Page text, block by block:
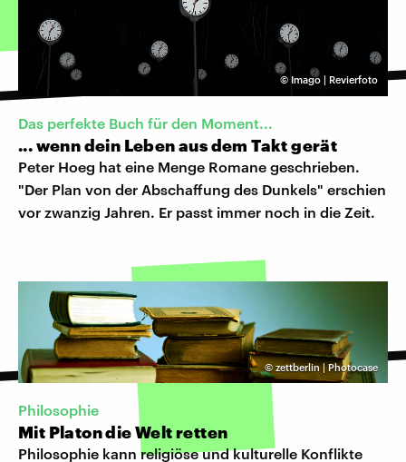
© Imago | Revierfoto
Das perfekte Buch für den Moment...
... wenn dein Leben aus dem Takt gerät
Peter Hoeg hat eine Menge Romane geschrieben.
"Der Plan von der Abschaffung des Dunkels" erschien
vor zwanzig Jahren. Er passt immer noch in die Zeit.
© zettberlin | Photocase
Philosophie
Mit Platon die Welt retten
Philosophie kann religiöse und kulturelle Konflikte